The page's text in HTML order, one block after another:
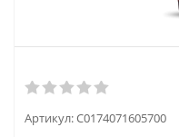
Артикул:C0174071605700